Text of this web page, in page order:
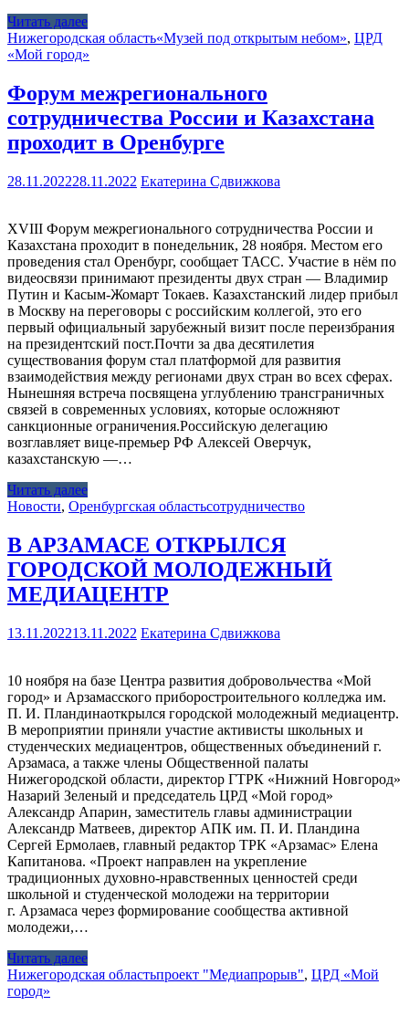
Читать далее
Нижегородская область«Музей под открытым небом», ЦРД
«Мой город»
Форум межрегионального
сотрудничества России и Казахстана
проходит в Оренбурге
28.11.202228.11.2022 Екатерина Сдвижкова
XVIII Форум межрегионального сотрудничества России и
Казахстана проходит в понедельник, 28 ноября. Местом его
проведения стал Оренбург, сообщает ТАСС. Участие в нём по
видеосвязи принимают президенты двух стран — Владимир
Путин и Касым-Жомарт Токаев. Казахстанский лидер прибыл
в Москву на переговоры с российским коллегой, это его
первый официальный зарубежный визит после переизбрания
на президентский пост.Почти за два десятилетия
существования форум стал платформой для развития
взаимодействия между регионами двух стран во всех сферах.
Нынешняя встреча посвящена углублению трансграничных
связей в современных условиях, которые осложняют
санкционные ограничения.Российскую делегацию
возглавляет вице-премьер РФ Алексей Оверчук,
казахстанскую —…
Читать далее
Новости, Оренбургская областьсотрудничество
В АРЗАМАСЕ ОТКРЫЛСЯ
ГОРОДСКОЙ МОЛОДЕЖНЫЙ
МЕДИАЦЕНТР
13.11.202213.11.2022 Екатерина Сдвижкова
10 ноября на базе Центра развития добровольчества «Мой
город» и Арзамасского приборостроительного колледжа им.
П. И. Пландинаоткрылся городской молодежный медиацентр.
В мероприятии приняли участие активисты школьных и
студенческих медиацентров, общественных объединений г.
Арзамаса, а также члены Общественной палаты
Нижегородской области, директор ГТРК «Нижний Новгород»
Назарий Зеленый и председатель ЦРД «Мой город»
Александр Апарин, заместитель главы администрации
Александр Матвеев, директор АПК им. П. И. Пландина
Сергей Ермолаев, главный редактор ТРК «Арзамас» Елена
Капитанова. «Проект направлен на укрепление
традиционных духовно-нравственных ценностей среди
школьной и студенческой молодежи на территории
г. Арзамаса через формирование сообщества активной
молодежи,…
Читать далее
Нижегородская областьпроект "Медиапрорыв", ЦРД «Мой
город»